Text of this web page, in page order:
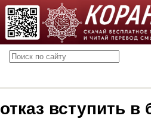
отказ вступить в